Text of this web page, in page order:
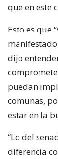
que en este
Esto es que
dijo
puedan
comunas,
estar en la
“Lo del
diferencia